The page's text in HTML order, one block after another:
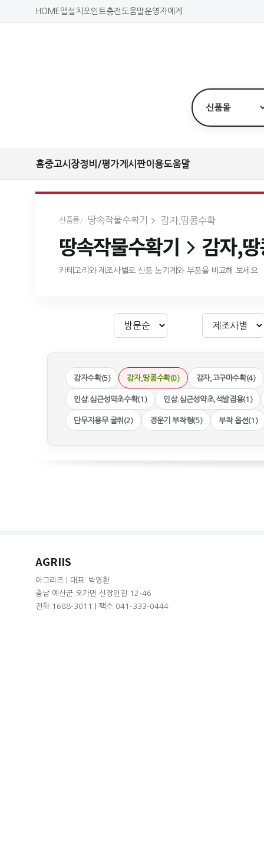
HOME 앱설치 포인트충전도움말운영자에게
홈중고시장정비/평가게시판이용도움말
신품몰 땅속작물수확기 감자,땅콩수확
땅속작물수확기 감자,
카테고리와 제조사별로 신품 농기계와 부품을 비교해 보세요.
감자수확(5) 감자,땅콩수확(0) 감자,고구마수확(4)
인삼.심근성약초수확(1) 인삼.심근성약초,석발겸용(1)
단무지용무 굴취(2) 경운기 부착형(5) 부착 옵션(1)
AGRIIS
아그리즈 | 대표: 박영환
충남 예산군 오가면 신장안길 12-46
전화 1688-3011 | 팩스 041-333-0444